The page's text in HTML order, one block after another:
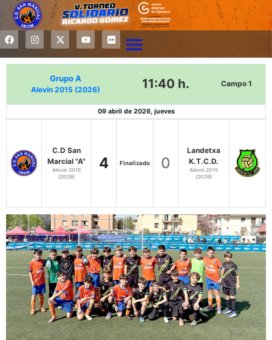
Grupo A
Alevín 2015 (2026) 11:40 h. Campo 1
09 abril de 2026, jueves
C.D San
Marcial "A"
Alevín 2015
(2026)
4 Finalizado 0
Landetxa
K.T.C.D.
Alevín 2015
(2026)